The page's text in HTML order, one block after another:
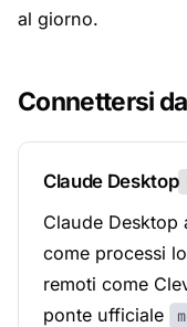
al giorno.
Connettersi
Claude Desktop
Claude Desktop
come processi
remoti come
ponte ufficiale